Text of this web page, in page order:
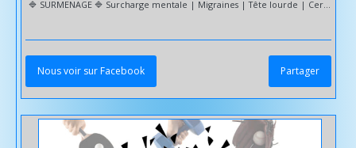
Nous voir sur Facebook Partager